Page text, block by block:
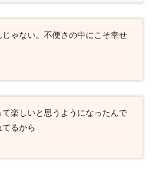
ゃない。不便さの中にこそ幸せ
て楽しいと思うようになったんで
るから